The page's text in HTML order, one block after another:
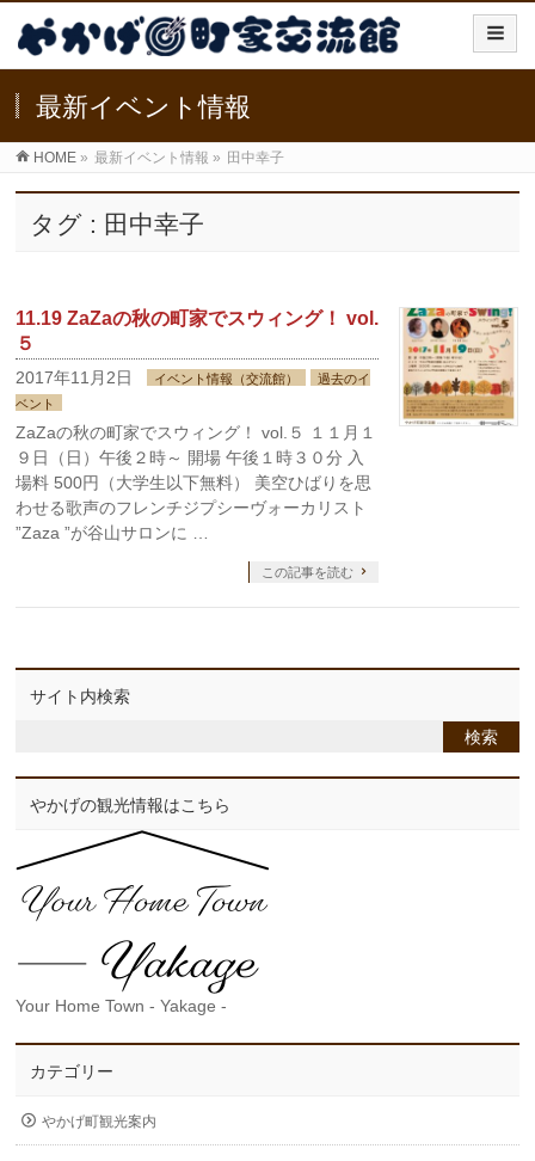
最新イベント情報
HOME » 最新イベント情報 » 田中幸子
タグ : 田中幸子
11.19 ZaZaの秋の町家でスウィング！ vol.
５
2017年11月2日 イベント情報（交流館）
過去のイ
ベント
ZaZaの秋の町家でスウィング！ vol.５ １１月１
９日（日）午後２時～ 開場 午後１時３０分 入
場料 500円（大学生以下無料） 美空ひばりを思
わせる歌声のフレンチジプシーヴォーカリスト
”Zaza ”が谷山サロンに …
この記事を読む
サイト内検索
やかげの観光情報はこちら
Your Home Town - Yakage -
カテゴリー
やかげ町観光案内